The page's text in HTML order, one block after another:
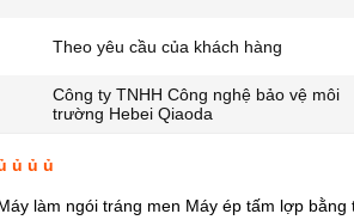
Theo yêu cầu của khách hàng
Công ty TNHH Công nghệ bảo vệ môi
trường Hebei Qiaoda
ủ ủ ủ
làm ngói tráng men Máy ép tấm lợp bằng